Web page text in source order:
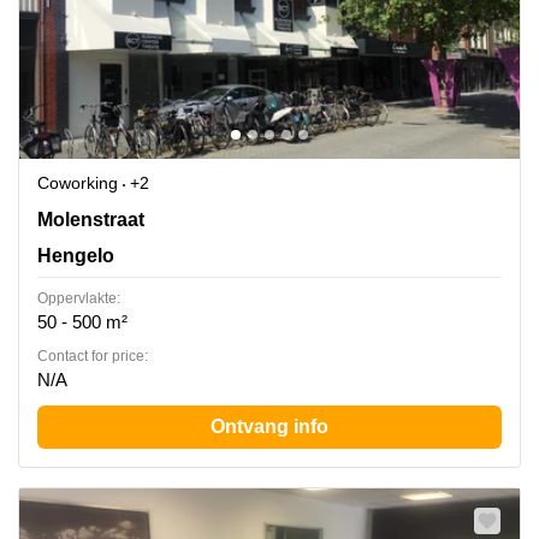
Coworking
+2
Molenstraat 20, Hengelo
Molenstraat
Hengelo
Oppervlakte:
50 - 500 m²
Contact for price:
N/A
Ontvang info